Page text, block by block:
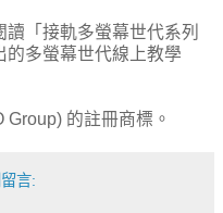
「接軌多螢幕世代系列
的多螢幕世代線上教學
的註冊商標。
言: